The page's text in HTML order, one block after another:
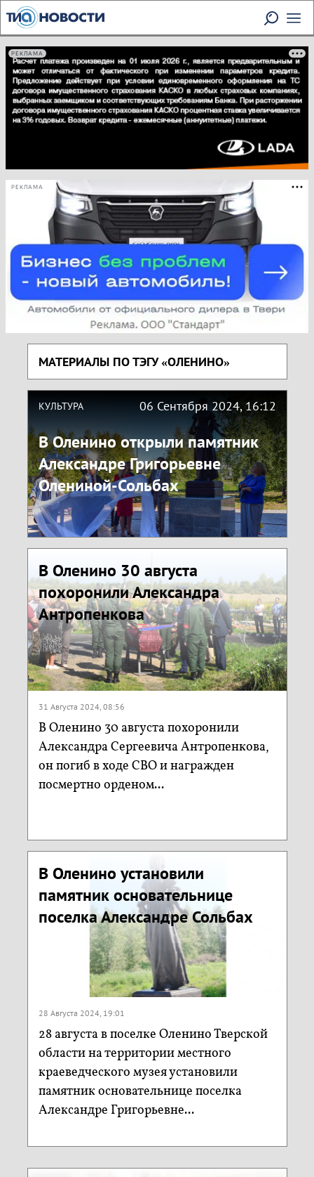
РЕКЛАМА
РЕКЛАМА
МАТЕРИАЛЫ ПО ТЭГУ «ОЛЕНИНО»
КУЛЬТУРА 06 Сентября 2024, 16:12
В Оленино открыли памятник
Александре Григорьевне
Олениной-Сольбах
В Оленино 30 августа
похоронили Александра
Антропенкова
31 Августа 2024, 08:56
В Оленино 30 августа похоронили
Александра Сергеевича Антропенкова,
он погиб в ходе СВО и награжден
посмертно орденом...
В Оленино установили
памятник основательнице
поселка Александре Сольбах
28 Августа 2024, 19:01
28 августа в поселке Оленино Тверской
области на территории местного
краеведческого музея установили
памятник основательнице поселка
Александре Григорьевне...